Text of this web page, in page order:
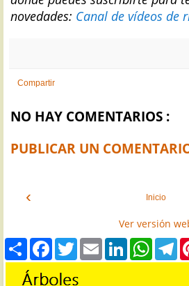
novedades: Canal de vídeos de
Compartir
NO HAY COMENTARIOS :
PUBLICAR UN
‹ Inicio
Ver versión
S
h
a
r
F
c
e
T
w
i
t
E
m
a
L
n
W
a
T
l